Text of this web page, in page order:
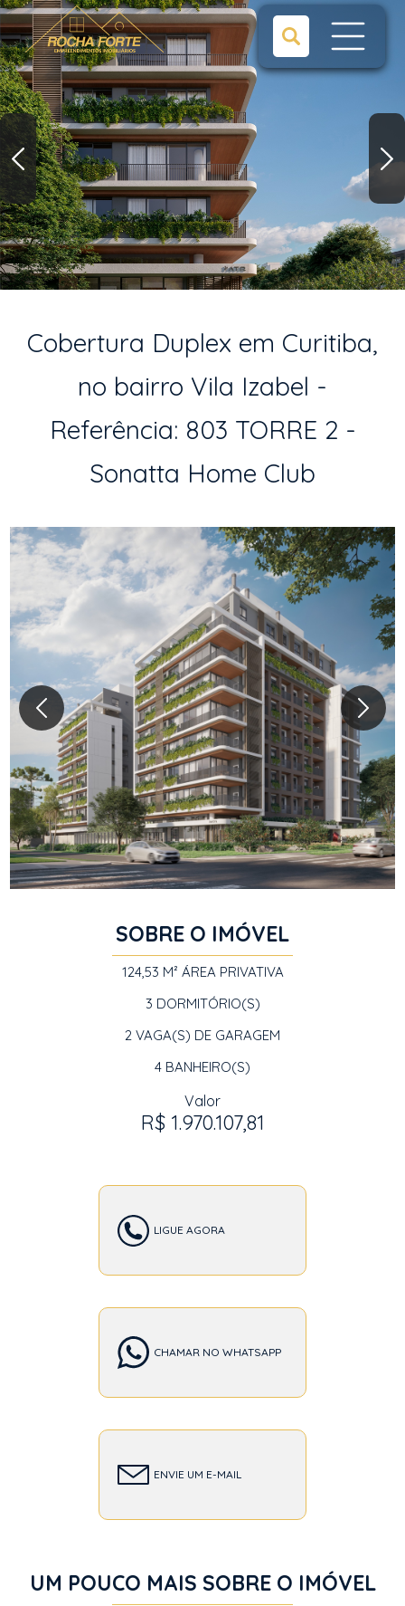
Cobertura Duplex em Curitiba,
no bairro Vila Izabel -
Referência: 803 TORRE 2 -
Sonatta Home Club
SOBRE O IMÓVEL
124,53 M² ÁREA PRIVATIVA
3 DORMITÓRIO(S)
2 VAGA(S) DE GARAGEM
4 BANHEIRO(S)
Valor
R$ 1.970.107,81
LIGUE AGORA
CHAMAR NO WHATSAPP
ENVIE UM E-MAIL
UM POUCO MAIS SOBRE O IMÓVEL